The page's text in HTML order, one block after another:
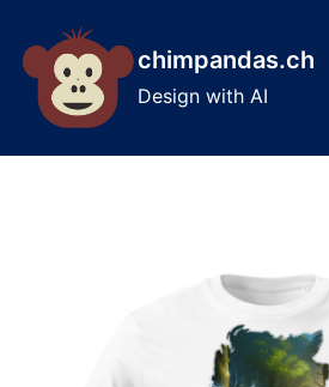
content
chimpandas.ch
Design with AI